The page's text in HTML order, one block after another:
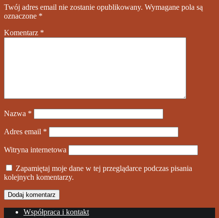
Twój adres email nie zostanie opublikowany. Wymagane pola są
oznaczone *
Komentarz *
Nazwa *
Adres email *
Witryna internetowa
Zapamiętaj moje dane w tej przeglądarce podczas pisania
kolejnych komentarzy.
Współpraca i kontakt